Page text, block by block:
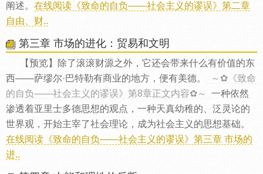
阐述。 在线阅读《致命的自负——社会主义的谬误》第二章
自由、财..
第三章 市场的进化：贸易和文明
【预览】除了滚滚财源之外，它还会带来什么有价值的东
西——萨缪尔·巴特勒有商业的地方，便有美德。
～✿《致命
的自负——社会主义的谬误》第8章正文内容✿～
一种依然
渗透着亚里士多德思想的观点，一种天真幼稚的、泛灵论的
世界观，开始主宰了社会理论，成为社会主义的思想基础。
在线阅读《致命的自负——社会主义的谬误》第三章 市场的
进..